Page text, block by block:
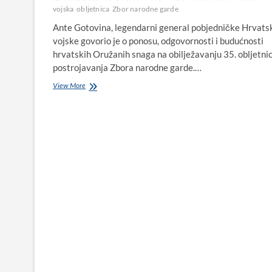
vojska obljetnica Zbor narodne garde
Ante Gotovina, legendarni general pobjedničke
vojske govorio je o ponosu, odgovornosti i budućnosti
hrvatskih Oružanih snaga na obilježavanju 35.
postrojavanja Zbora narodne garde.…
View MoreAnte